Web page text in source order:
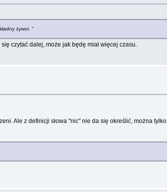
żywot. "
czytać dalej, może jak będę miał więcej czasu.
Ale z definicji słowa "nic" nie da się określić, można